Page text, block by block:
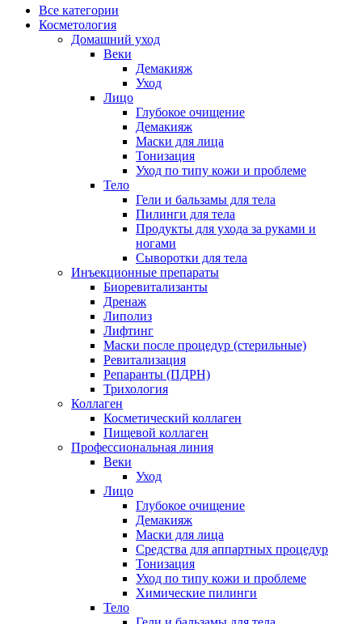
Все категории
Косметология
Домашний уход
Веки
Демакияж
Уход
Лицо
Глубокое очищение
Демакияж
Маски для лица
Тонизация
Уход по типу кожи и проблеме
Тело
Гели и бальзамы для тела
Пилинги для тела
Продукты для ухода за руками и
ногами
Сыворотки для тела
Инъекционные препараты
Биоревитализанты
Дренаж
Липолиз
Лифтинг
Маски после процедур (стерильные)
Ревитализация
Репаранты (ПДРН)
Трихология
Коллаген
Косметический коллаген
Пищевой коллаген
Профессиональная линия
Веки
Уход
Лицо
Глубокое очищение
Демакияж
Маски для лица
Средства для аппартных процедур
Тонизация
Уход по типу кожи и проблеме
Химические пилинги
Тело